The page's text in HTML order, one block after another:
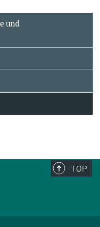
und
TOP